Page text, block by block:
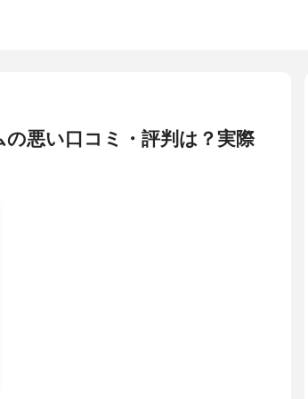
悪い口コミ・評判は？実際